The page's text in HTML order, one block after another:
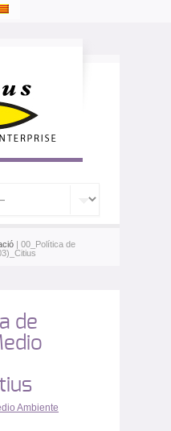
| 00_Política de
de
Ambiente